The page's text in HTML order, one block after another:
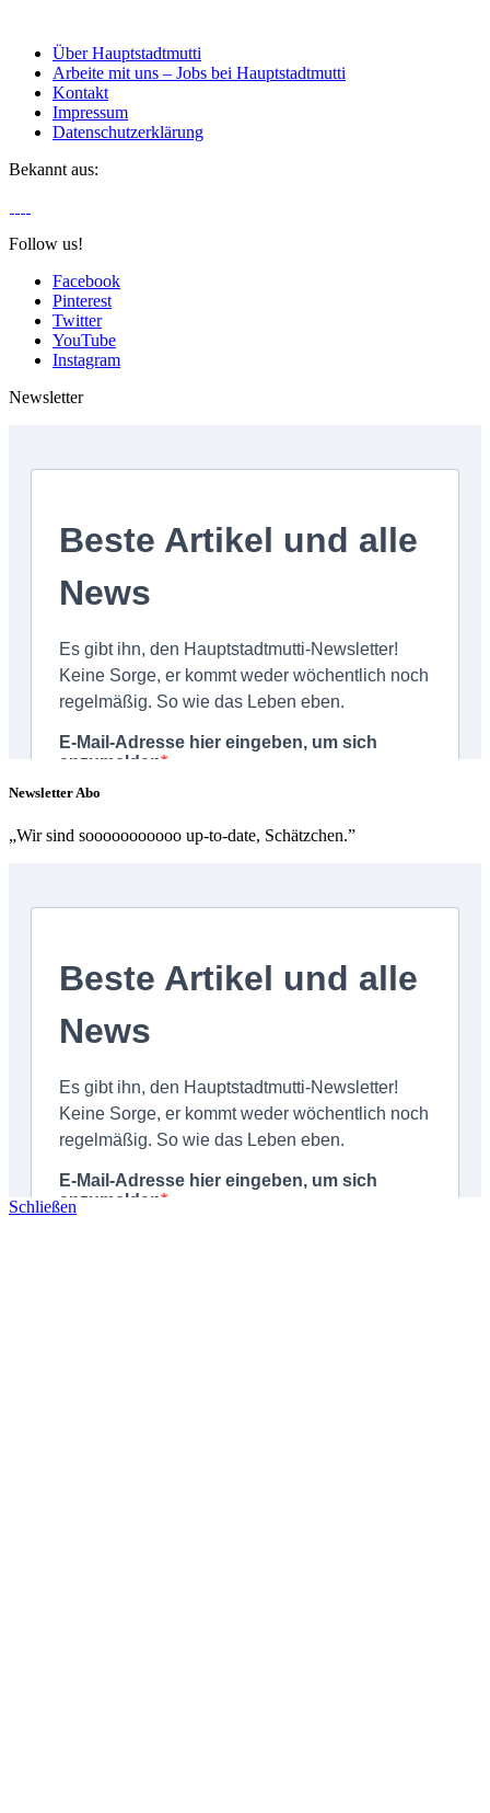
Über Hauptstadtmutti
Arbeite mit uns – Jobs bei Hauptstadtmutti
Kontakt
Impressum
Datenschutzerklärung
Bekannt aus:
Follow us!
Facebook
Pinterest
Twitter
YouTube
Instagram
Newsletter
Newsletter Abo
„Wir sind sooooooooooo up-to-date, Schätzchen.”
Schließen